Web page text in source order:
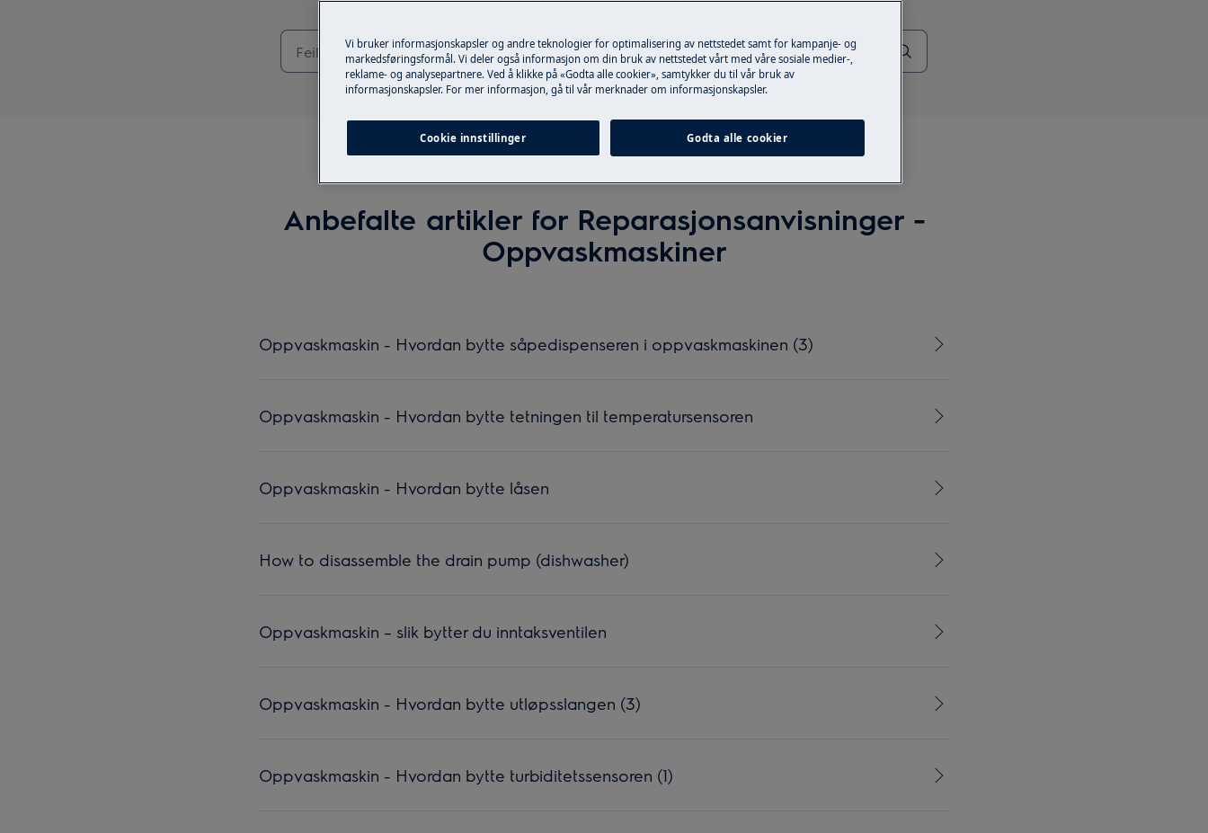
Anbefalte artikler for Reparasjonsanvisninger -
Oppvaskmaskiner
Oppvaskmaskin - Hvordan bytte såpedispenseren i oppvaskmaskinen (3)
Oppvaskmaskin - Hvordan bytte tetningen til temperatursensoren
Oppvaskmaskin - Hvordan bytte låsen
How to disassemble the drain pump (dishwasher)
Oppvaskmaskin – slik bytter du inntaksventilen
Oppvaskmaskin - Hvordan bytte utløpsslangen (3)
Oppvaskmaskin - Hvordan bytte turbiditetssensoren (1)
Vi bruker informasjonskapsler og andre teknologier for optimalisering av nettstedet samt for kampanje- og
markedsføringsformål. Vi deler også informasjon om din bruk av nettstedet vårt med våre sosiale medier-,
reklame- og analysepartnere. Ved å klikke på «Godta alle cookier», samtykker du til vår bruk av
informasjonskapsler. For mer informasjon, gå til vår merknader om informasjonskapsler.
Cookie innstillinger Godta alle cookier